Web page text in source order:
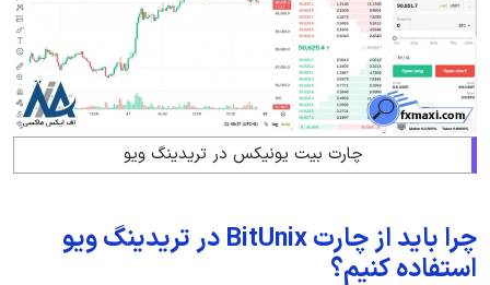
چارت بیت یونیکس در تریدینگ ویو
چرا باید از چارت BitUnix در تریدینگ ویو
استفاده کنیم؟